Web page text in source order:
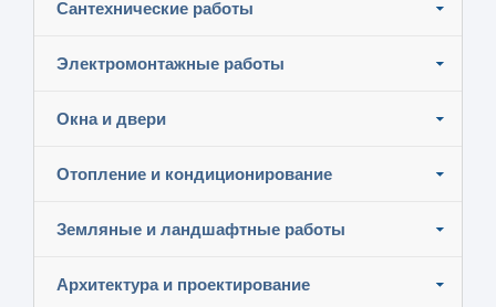
Сантехнические работы
Электромонтажные работы
Окна и двери
Отопление и кондиционирование
Земляные и ландшафтные работы
Архитектура и проектирование